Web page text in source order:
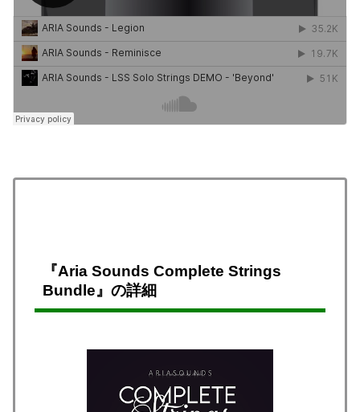
『Aria Sounds Complete Strings
Bundle』の詳細